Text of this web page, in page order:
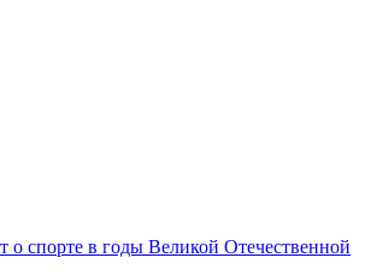
о спорте в годы Великой Отечественной